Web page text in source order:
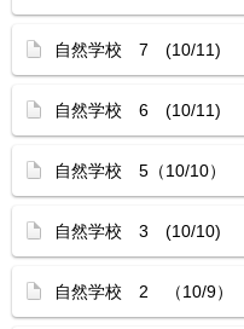
自然学校 7 (10/11)
自然学校 6 (10/11)
自然学校 5（10/10）
自然学校 3 (10/10)
自然学校 2 （10/9）